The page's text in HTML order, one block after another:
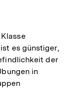
es günstiger,
der
in